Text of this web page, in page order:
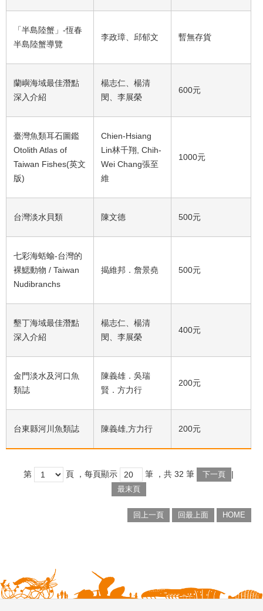
「半島陸蟹」-恆春
半島陸蟹導覽
李政璋、邱郁文 暫無存貨
蘭嶼海域最佳潛點
深入介紹
楊志仁、楊清
閔、李展榮
600元
臺灣魚類耳石圖鑑
Otolith Atlas of
Taiwan Fishes(英文
版)
Chien-Hsiang
Lin林千翔, Chih-
Wei Chang張至
維
1000元
台灣淡水貝類 陳文德 500元
七彩海蛞蝓-台灣的
裸鰓動物 / Taiwan
Nudibranchs
揭維邦．詹景堯 500元
墾丁海域最佳潛點
深入介紹
楊志仁、楊清
閔、李展榮
400元
金門淡水及河口魚
類誌
陳義雄．吳瑞
賢．方力行
200元
台東縣河川魚類誌 陳義雄,方力行 200元
第 頁 ，每頁顯示 筆 ，共 32 筆 下一頁 |
最末頁
回上一頁 回最上面 HOME